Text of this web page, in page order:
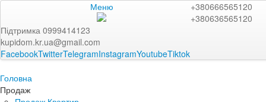
Меню
+380666565120
+380636565120
Підтримка 0999414123
kupidom.kr.ua@gmail.com
FacebookTwitterTelegramInstagramYoutubeTiktok
Головна
Продаж